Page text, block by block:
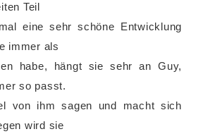
Teil
eine sehr schöne Entwicklung
immer als
habe, hängt sie sehr an Guy,
so passt.
von ihm sagen und macht sich
wird sie